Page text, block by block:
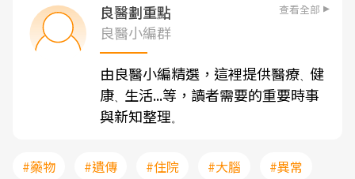
良醫劃重點 查看全部
良醫小編群
由良醫小編精選，這裡提供醫療、 健
康、 生活...等，讀者需要的重要時事
與新知整理。
#藥物 #遺傳 #住院 #大腦
#異常